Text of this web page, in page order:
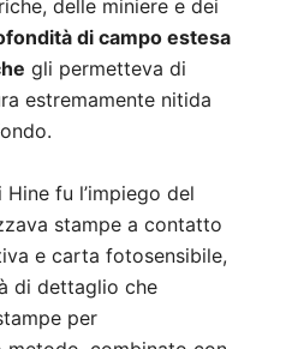
delle miniere e dei
di campo estesa
gli permetteva di
estremamente nitida
Hine fu l’impiego del
stampe a contatto
e carta fotosensibile,
di dettaglio che
per